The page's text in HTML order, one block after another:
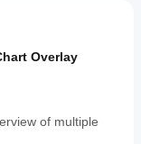
Overlay
of multiple